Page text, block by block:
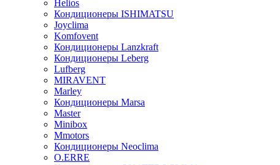
Helios
Кондиционеры ISHIMATSU
Joyclima
Komfovent
Кондиционеры Lanzkraft
Кондиционеры Leberg
Lufberg
MIRAVENT
Marley
Кондиционеры Marsa
Master
Minibox
Mmotors
Кондиционеры Neoclima
O.ERRE